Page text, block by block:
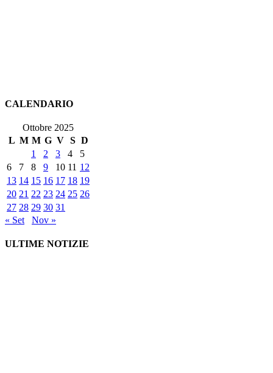
CALENDARIO
Ottobre 2025
L M M G V S D
1
2 3 4
5
6
7 8 9 10 11 12
13 14 15 16 17 18 19
20 21 22 23 24 25 26
27 28 29 30 31
« Set
Nov »
ULTIME NOTIZIE